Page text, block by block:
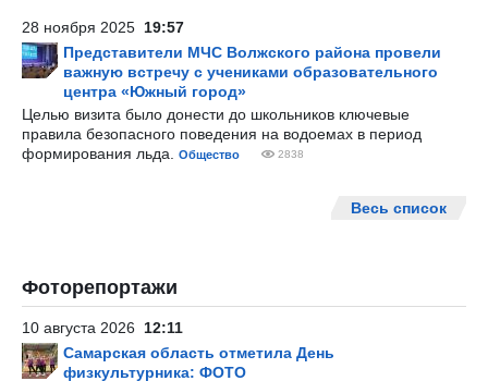
28 ноября 2025 19:57
Представители МЧС Волжского района провели
важную встречу с учениками образовательного
центра «Южный город»
Целью визита было донести до школьников ключевые
правила безопасного поведения на водоемах в период
формирования льда.
Общество 2838
Весь список
Фоторепортажи
10 августа 2026 12:11
Самарская область отметила День
физкультурника: ФОТО